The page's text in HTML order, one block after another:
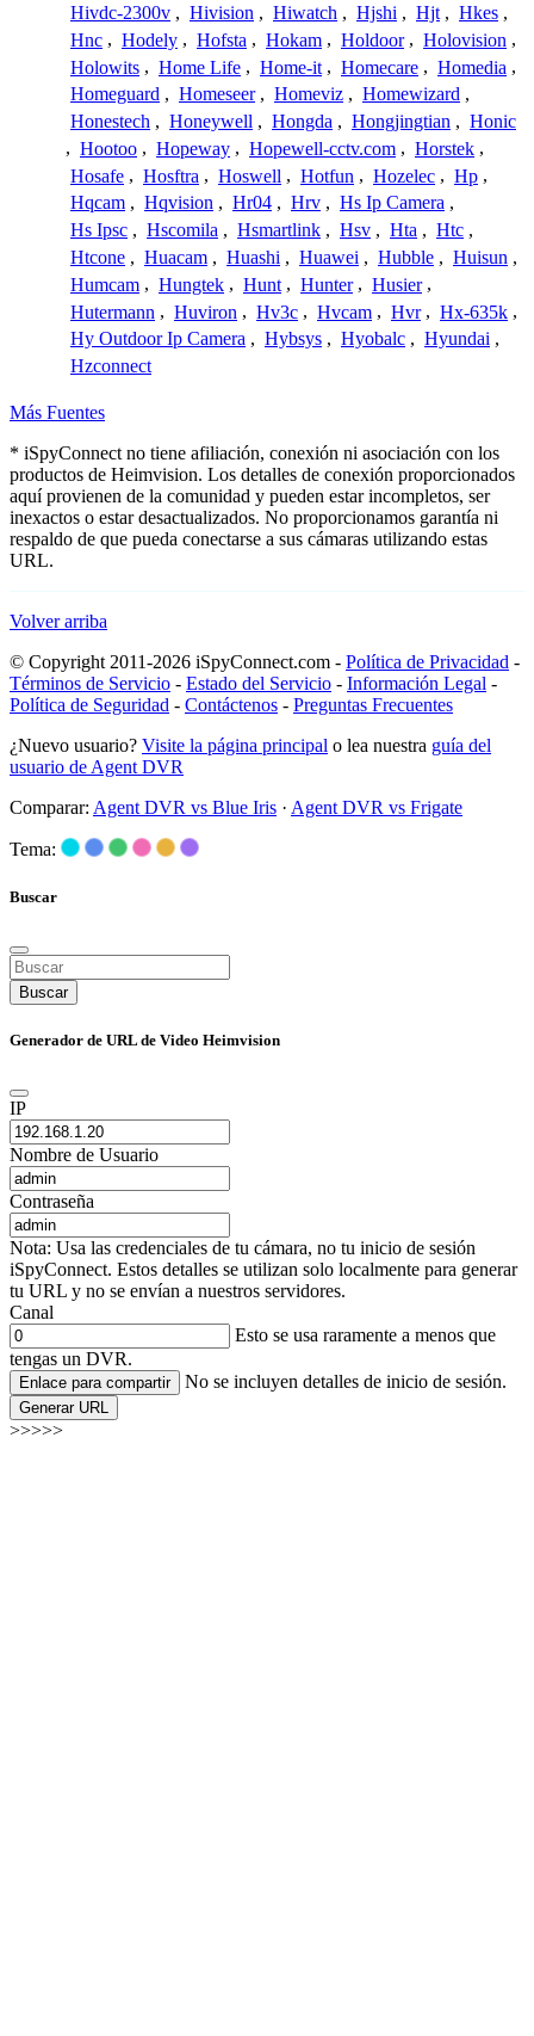
Hivdc-2300v , Hivision , Hiwatch , Hjshi , Hjt , Hkes ,
Hnc , Hodely , Hofsta , Hokam , Holdoor , Holovision ,
Holowits , Home Life , Home-it , Homecare , Homedia ,
Homeguard , Homeseer , Homeviz , Homewizard ,
Honestech , Honeywell , Hongda , Hongjingtian , Honic
, Hootoo , Hopeway , Hopewell-cctv.com , Horstek ,
Hosafe , Hosftra , Hoswell , Hotfun , Hozelec , Hp ,
Hqcam , Hqvision , Hr04 , Hrv , Hs Ip Camera ,
Hs Ipsc , Hscomila , Hsmartlink , Hsv , Hta , Htc ,
Htcone , Huacam , Huashi , Huawei , Hubble , Huisun ,
Humcam , Hungtek , Hunt , Hunter , Husier ,
Hutermann , Huviron , Hv3c , Hvcam , Hvr , Hx-635k ,
Hy Outdoor Ip Camera , Hybsys , Hyobalc , Hyundai ,
Hzconnect
Más Fuentes
* iSpyConnect no tiene afiliación, conexión ni asociación con los
productos de Heimvision. Los detalles de conexión proporcionados
aquí provienen de la comunidad y pueden estar incompletos, ser
inexactos o estar desactualizados. No proporcionamos garantía ni
respaldo de que pueda conectarse a sus cámaras utilizando estas
URL.
Volver arriba
© Copyright 2011-2026 iSpyConnect.com - Política de Privacidad -
Términos de Servicio - Estado del Servicio - Información Legal -
Política de Seguridad - Contáctenos - Preguntas Frecuentes
¿Nuevo usuario? Visite la página principal o lea nuestra guía del
usuario de Agent DVR
Comparar: Agent DVR vs Blue Iris · Agent DVR vs Frigate
Tema:
Buscar
Buscar
Generador de URL de Video Heimvision
IP
Nombre de Usuario
Contraseña
Nota: Usa las credenciales de tu cámara, no tu inicio de sesión
iSpyConnect. Estos detalles se utilizan solo localmente para generar
tu URL y no se envían a nuestros servidores.
Canal
Esto se usa raramente a menos que
tengas un DVR.
Enlace para compartir No se incluyen detalles de inicio de sesión.
Generar URL
>>>>>